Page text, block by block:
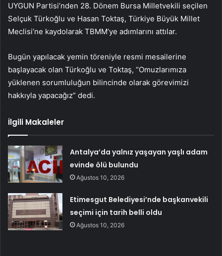
UYGUN Partisi’nden 28. Dönem Bursa Milletvekili seçilen
Selçuk Türkoğlu ve Hasan Toktaş, Türkiye Büyük Millet
Meclisi’ne kaydolarak TBMM’ye adımlarını attılar.
Bugün yapılacak yemin töreniyle resmi mesailerine
başlayacak olan Türkoğlu ve Toktaş, “Omuzlarımıza
yüklenen sorumluluğun bilincinde olarak görevimizi
hakkıyla yapacağız” dedi.
İlgili Makaleler
Antalya’da yalnız yaşayan yaşlı adam
evinde ölü bulundu
Ağustos 10, 2026
Etimesgut Belediyesi’nde başkanvekili
seçimi için tarih belli oldu
Ağustos 10, 2026